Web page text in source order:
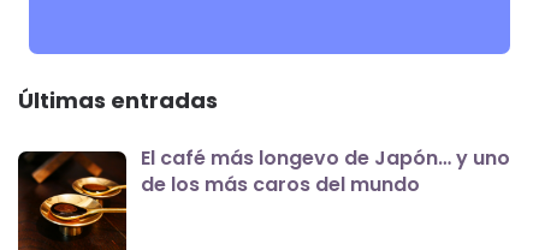
Últimas entradas
El café más longevo de Japón… y uno
de los más caros del mundo